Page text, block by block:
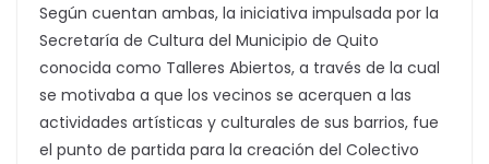
Según cuentan ambas, la iniciativa impulsada por la
Secretaría de Cultura del Municipio de Quito
conocida como Talleres Abiertos, a través de la cual
se motivaba a que los vecinos se acerquen a las
actividades artísticas y culturales de sus barrios, fue
el punto de partida para la creación del Colectivo